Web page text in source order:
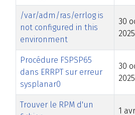
/var/adm/ras/errlog is
not configured in this
environment
30
2025
Procédure FSPSP65
dans ERRPT sur erreur
sysplanar0
30
2025
Trouver le RPM d'un
1